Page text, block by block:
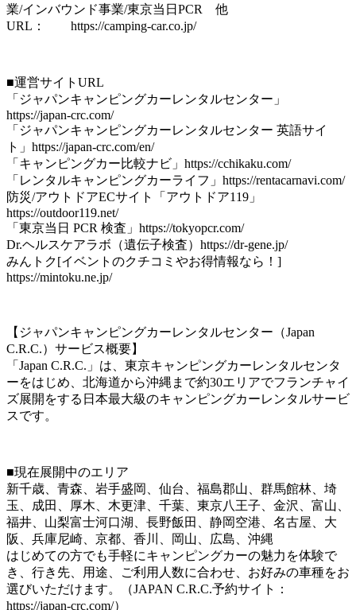
業/インバウンド事業/東京当日PCR 他
URL： https://camping-car.co.jp/
■運営サイトURL
「ジャパンキャンピングカーレンタルセンター」
https://japan-crc.com/
「ジャパンキャンピングカーレンタルセンター 英語サイ
ト」https://japan-crc.com/en/
「キャンピングカー比較ナビ」https://cchikaku.com/
「レンタルキャンピングカーライフ」https://rentacarnavi.com/
防災/アウトドアECサイト「アウトドア119」
https://outdoor119.net/
「東京当日 PCR 検査」https://tokyopcr.com/
Dr.ヘルスケアラボ（遺伝子検査）https://dr-gene.jp/
みんトク[イベントのクチコミやお得情報なら！]
https://mintoku.ne.jp/
【ジャパンキャンピングカーレンタルセンター（Japan
C.R.C.）サービス概要】
「Japan C.R.C.」は、東京キャンピングカーレンタルセンタ
ーをはじめ、北海道から沖縄まで約30エリアでフランチャイ
ズ展開をする日本最大級のキャンピングカーレンタルサービ
スです。
■現在展開中のエリア
新千歳、青森、岩手盛岡、仙台、福島郡山、群馬館林、埼
玉、成田、厚木、木更津、千葉、東京八王子、金沢、富山、
福井、山梨富士河口湖、長野飯田、静岡空港、名古屋、大
阪、兵庫尼崎、京都、香川、岡山、広島、沖縄
はじめての方でも手軽にキャンピングカーの魅力を体験で
き、行き先、用途、ご利用人数に合わせ、お好みの車種をお
選びいただけます。（JAPAN C.R.C.予約サイト：
https://japan-crc.com/）